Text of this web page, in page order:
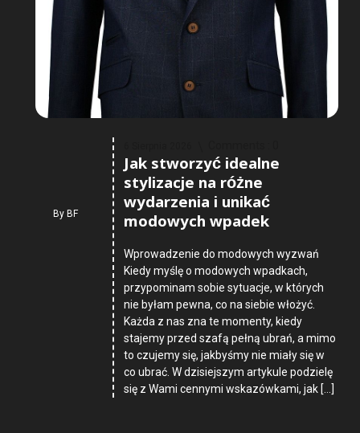
ByBF
Jak stworzyć idealne
stylizacje na różne
wydarzenia i unikać
modowych wpadek
Wprowadzenie do modowych wyzwań
Kiedy myślę o modowych wpadkach,
przypominam sobie sytuacje, w których
nie byłam pewna, co na siebie włożyć.
Każda z nas zna te momenty, kiedy
stajemy przed szafą pełną ubrań, a mimo
to czujemy się, jakbyśmy nie miały się w
co ubrać. W dzisiejszym artykule podzielę
się z Wami cennymi wskazówkami, jak […]